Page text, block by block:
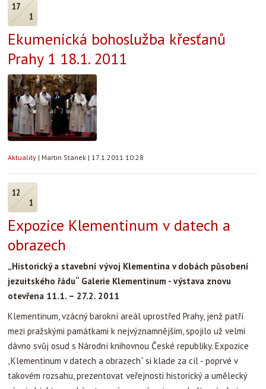
17
1
Ekumenická bohoslužba křesťanů
Prahy 1 18.1. 2011
Aktuality | Martin Stanek | 17.1.2011 10:28
12
1
Expozice Klementinum v datech a
obrazech
„Historický a stavební vývoj Klementina v dobách působení
jezuitského řádu“ Galerie Klementinum - výstava znovu
otevřena 11.1. – 27.2. 2011
Klementinum, vzácný barokní areál uprostřed Prahy, jenž patří
mezi pražskými památkami k nejvýznamnějším, spojilo už velmi
dávno svůj osud s Národní knihovnou České republiky. Expozice
„Klementinum v datech a obrazech“ si klade za cíl - poprvé v
takovém rozsahu, prezentovat veřejnosti historický a umělecký